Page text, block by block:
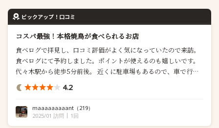
ピックアップ！口コミ
コスパ最強！本格焼鳥が食べられるお店
食べログで拝見し、口コミ評価がよく気になっていたので来訪。
食べログにて予約しました。ポイントが使えるのも嬉しいです。
代々木駅から徒歩5分前後。 近くに駐車場もあるので、車で行く
のも◎かと。 厨房を囲むカウンターと、6ー8名掛け？のテーブル
席が一つ。雰囲気がいいので、カップルで...
4.2
maaaaaaaaant （219）
2025/01 訪問
1回